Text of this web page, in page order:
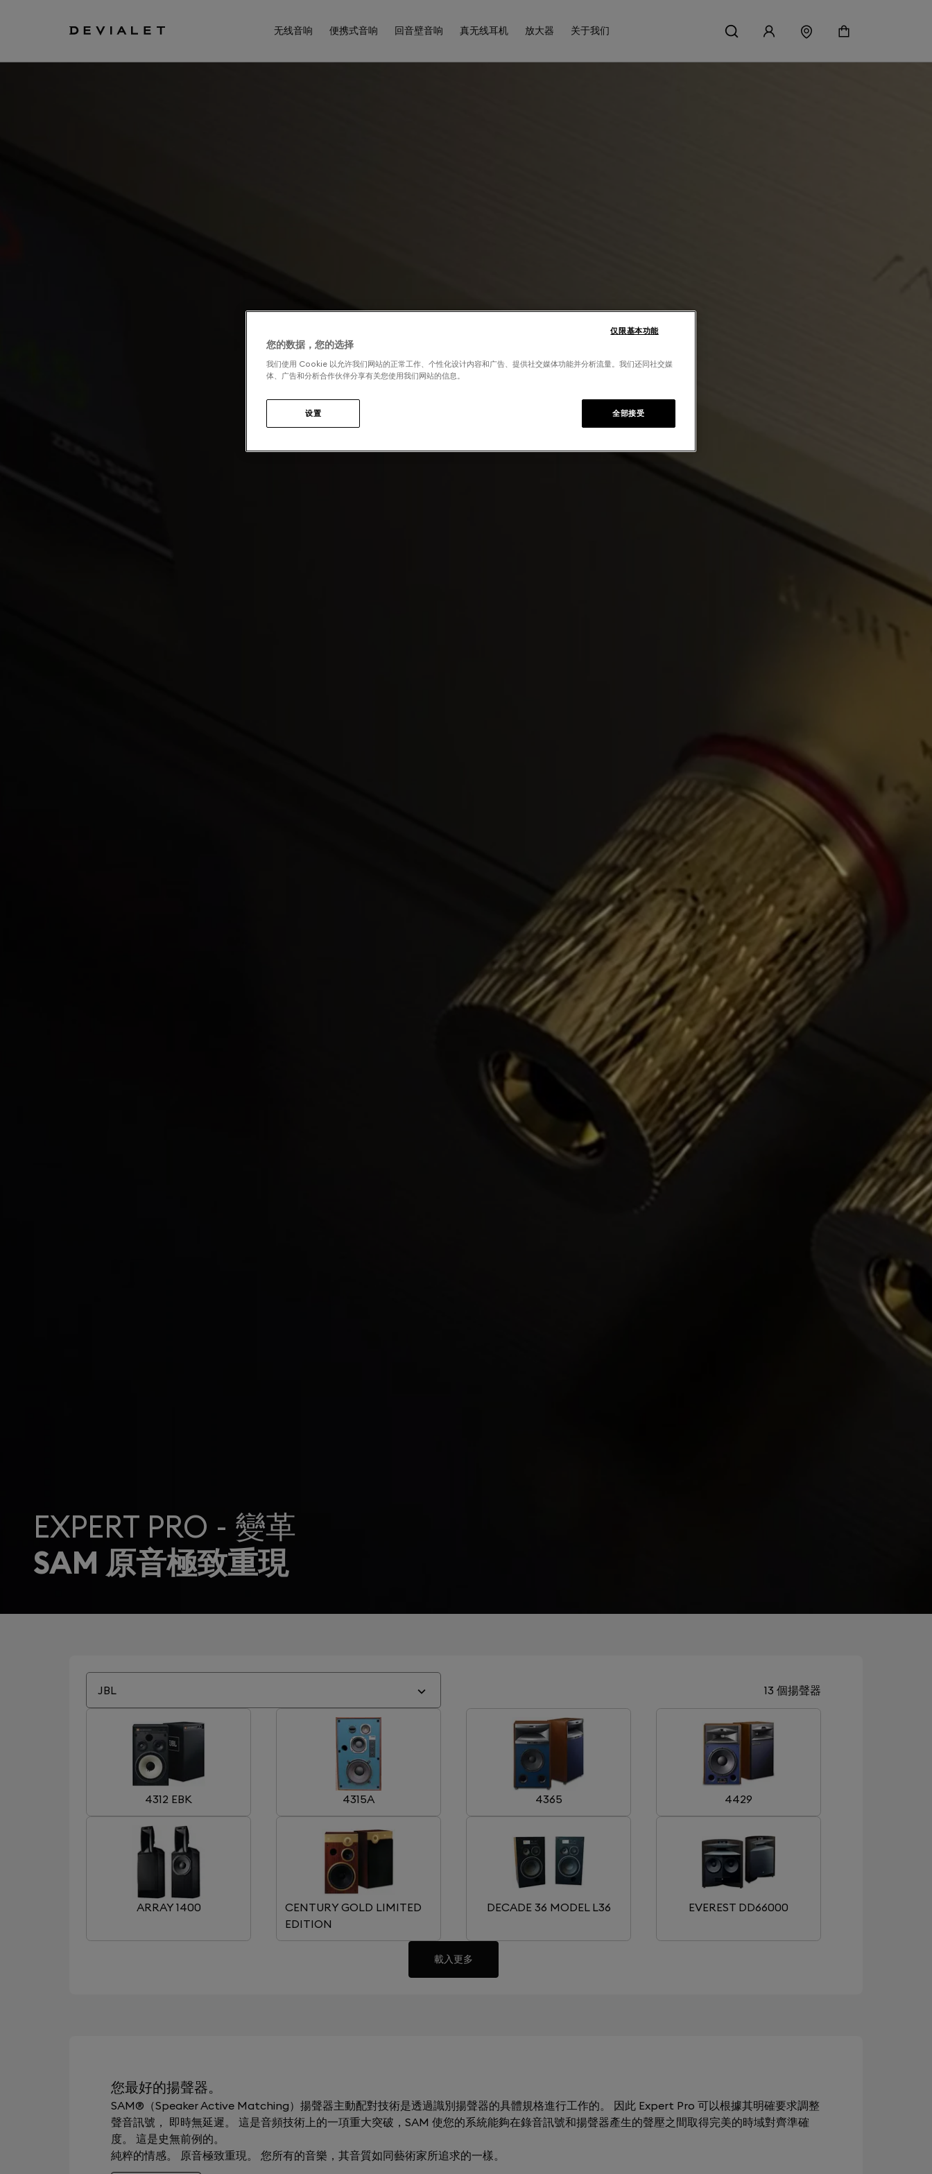
无线音响 便携式音响 回音壁音响 真无线耳机 放大器 关于我们
EXPERT PRO - 變革
SAM 原音極致重現
JBL 13 個揚聲器
4312 EBK 4315A 4365 4429
ARRAY 1400
CENTURY GOLD LIMITED
EDITION
DECADE 36 MODEL L36 EVEREST DD66000
載入更多
您最好的揚聲器。
SAM®（Speaker Active Matching）揚聲器主動配對技術是透過識別揚聲器的具體規格進行工作的。 因此 Expert Pro 可以根據其明確要求調整
聲音訊號， 即時無延遲。 這是音頻技術上的一項重大突破，SAM 使您的系統能夠在錄音訊號和揚聲器產生的聲壓之間取得完美的時域對齊準確
度。 這是史無前例的。
純粹的情感。 原音極致重現。 您所有的音樂，其音質如同藝術家所追求的一樣。
您的数据，您的选择
我们使用 Cookie 以允许我们网站的正常工作、个性化设计内容和广告、提供社交媒体功能并分析流量。我们还同社交媒
体、广告和分析合作伙伴分享有关您使用我们网站的信息。
设置
仅限基本功能
全部接受